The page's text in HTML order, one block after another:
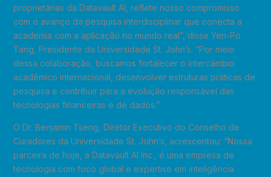
proprietárias da Datavault AI, reflete nosso compromisso
com o avanço da pesquisa interdisciplinar que conecta a
academia com a aplicação no mundo real”, disse Yen-Po
Tang, Presidente da Universidade St. John’s. “Por meio
dessa colaboração, buscamos fortalecer o intercâmbio
acadêmico internacional, desenvolver estruturas práticas de
pesquisa e contribuir para a evolução responsável das
tecnologias financeiras e de dados.”
O Dr. Benjamin Tseng, Diretor Executivo do Conselho de
Curadores da Universidade St. John’s, acrescentou: “Nossa
parceira de hoje, a Datavault AI Inc., é uma empresa de
tecnologia com foco global e expertise em inteligência